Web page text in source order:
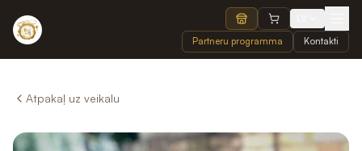
Partneru programma Kontakti
Atpakaļ uz veikalu